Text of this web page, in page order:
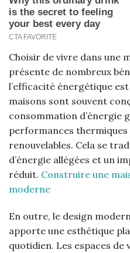
Choisir de vivre dans une
présente de nombreux
l’efficacité énergétique
maisons sont souvent
consommation d’énergie
performances thermiques
renouvelables. Cela se
d’énergie allégées et un
réduit. Construire une
moderne
En outre, le design
apporte une esthétique
quotidien. Les espaces